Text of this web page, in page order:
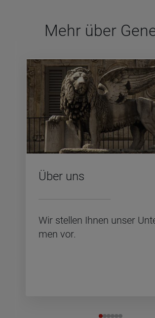
Mehr über
Über uns
Wir stel­len Ihnen unser
men vor.